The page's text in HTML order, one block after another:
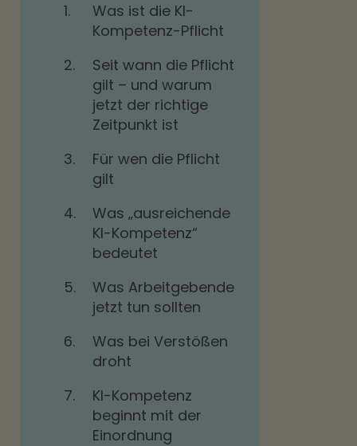
1.
Was ist die KI-
Kompetenz-Pflicht
2.
Seit wann die Pflicht
gilt – und warum
jetzt der richtige
Zeitpunkt ist
3.
Für wen die Pflicht
gilt
4.
Was „ausreichende
KI-Kompetenz“
bedeutet
5.
Was Arbeitgebende
jetzt tun sollten
6.
Was bei Verstößen
droht
7.
KI-Kompetenz
beginnt mit der
Einordnung